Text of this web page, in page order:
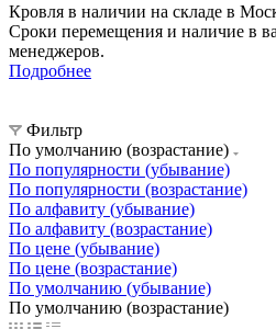
Кровля в наличии на складе в
Сроки перемещения и наличие в
менеджеров.
Подробнее
Фильтр
По умолчанию (возрастание)
По популярности (убывание)
По популярности (возрастание)
По алфавиту (убывание)
По алфавиту (возрастание)
По цене (убывание)
По цене (возрастание)
По умолчанию (убывание)
По умолчанию (возрастание)